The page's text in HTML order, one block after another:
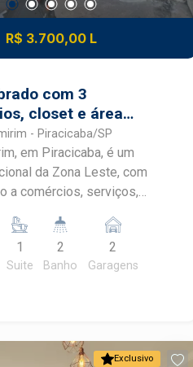
R$ 3.700,00 L
com 3
closet e área
Piracicamirim ?
- Piracicaba/SP
em Piracicaba, é um
da Zona Leste, com
a comércios, serviços,
praticidade e qualidade de
família.** Sobrado
distribuído e com
Destaques do
1
Suite
2
Banho
2
Garagens
Exclusivo